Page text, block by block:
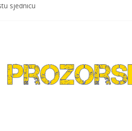
sjednicu